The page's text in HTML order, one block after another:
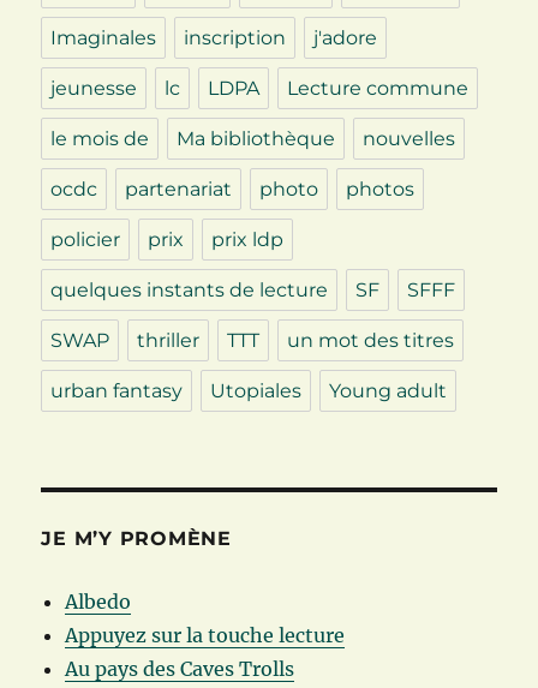
Imaginales inscription j'adore
jeunesse lc LDPA Lecture commune
le mois de Ma bibliothèque nouvelles
ocdc partenariat photo photos
policier prix prix ldp
quelques instants de lecture SF SFFF
SWAP thriller TTT un mot des titres
urban fantasy Utopiales Young adult
JE M’Y PROMÈNE
Albedo
Appuyez sur la touche lecture
Au pays des Caves Trolls